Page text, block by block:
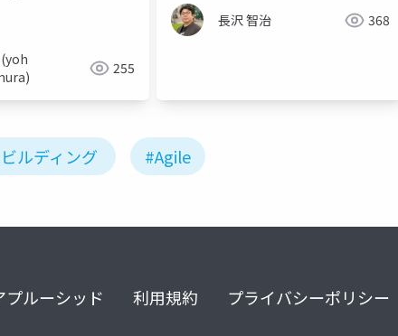
255
長沢 智治 368
ルディング #Agile
ルーシッド 利用規約 プライバシーポリシー